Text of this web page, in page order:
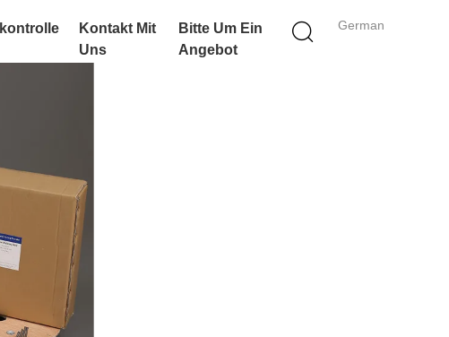
German
Kontakt Mit
Uns
Bitte Um Ein
Angebot